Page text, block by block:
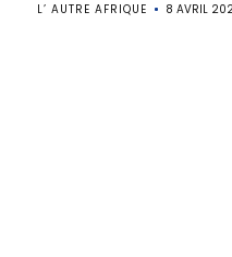
L’ AUTRE AFRIQUE 8 AVRIL